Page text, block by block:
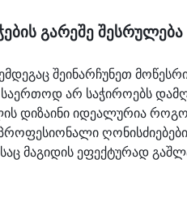
გარეშე შესრულება
შეინარჩუნეთ
საერთოდ არ საჭიროებს
დიზაინი იდეალურია
მაგიდის ეფექტურად